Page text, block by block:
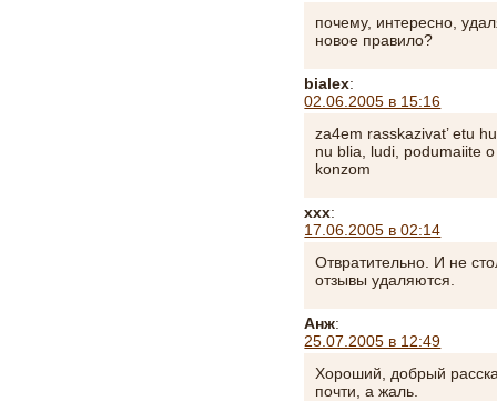
почему, интересно,
новое правило?
bialex:
02.06.2005 в 15:16
za4em rasskazivat’ etu
nu blia, ludi, podumaiite
konzom
ххх:
17.06.2005 в 02:14
Отвратительно. И не
отзывы удаляются.
Анж:
25.07.2005 в 12:49
Хороший, добрый
почти, а жаль.